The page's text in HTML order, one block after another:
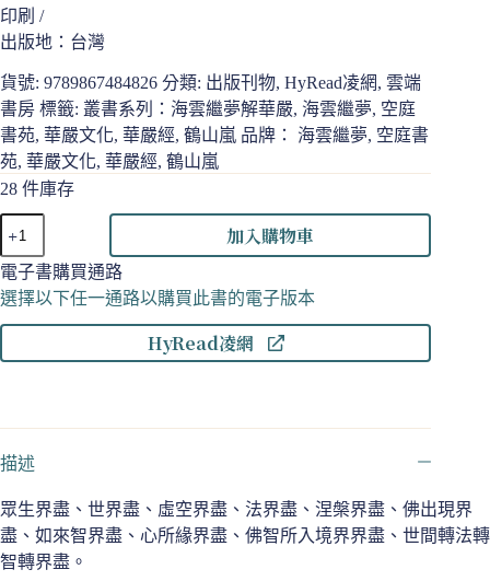
印刷 /
出版地：台灣
貨號: 9789867484826 分類: 出版刊物, HyRead凌網, 雲端
書房 標籤: 叢書系列：海雲繼夢解華嚴, 海雲繼夢, 空庭
書苑, 華嚴文化, 華嚴經, 鶴山嵐 品牌： 海雲繼夢, 空庭書
苑, 華嚴文化, 華嚴經, 鶴山嵐
28 件庫存
普
賢
海
上
華
經
導
讀
西
加入購物車
電子書購買通路
選擇以下任一通路以購買此書的電子版本
HyRead凌網
描述
眾生界盡、世界盡、虛空界盡、法界盡、涅槃界盡、佛出現界
盡、如來智界盡、心所緣界盡、佛智所入境界界盡、世間轉法轉
智轉界盡。